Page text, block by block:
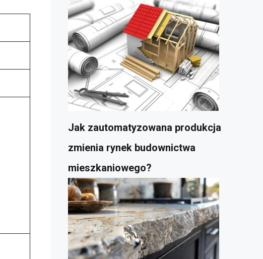
Jak zautomatyzowana produkcja
zmienia rynek budownictwa
mieszkaniowego?